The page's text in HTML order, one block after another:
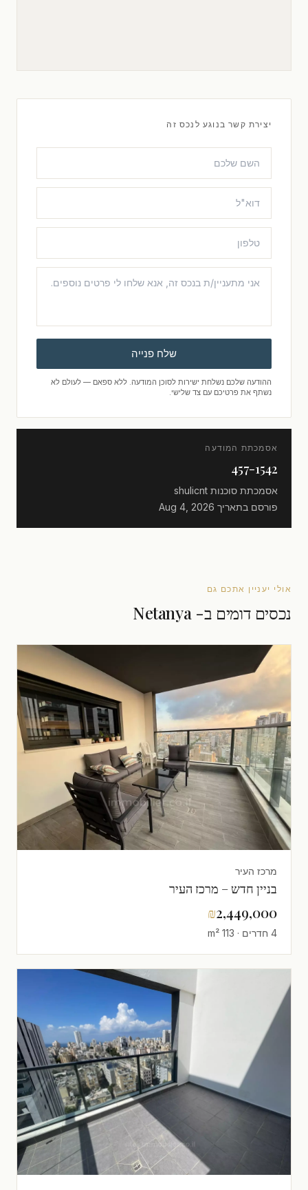
יצירת קשר בנוגע לנכס זה
שלח פנייה
ההודעה שלכם נשלחת ישירות לסוכן המודעה. ללא ספאם — לעולם לא
נשתף את פרטיכם עם צד שלישי.
אסמכתת המודעה
457-1542
אסמכתת סוכנות
פורסם בתאריך
אולי יעניין אתכם גם
נכסים דומים ב- Netanya
מרכז העיר
בניין חדש – מרכז העיר
₪2,449,000
4 חדרים · 113 m²